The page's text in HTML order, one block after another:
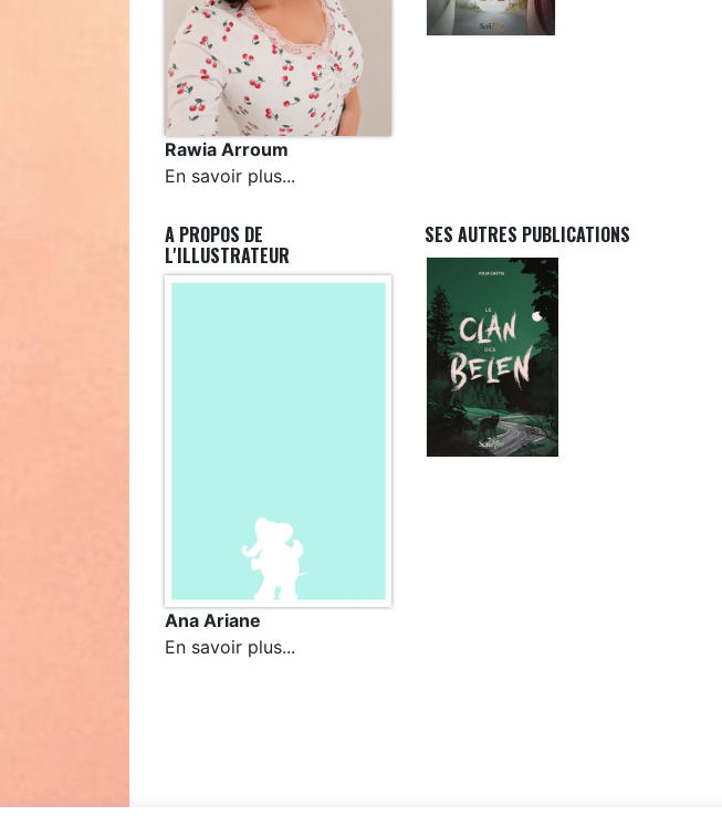
Rawia Arroum
En savoir plus...
A PROPOS DE
L'ILLUSTRATEUR
Ana Ariane
En savoir plus...
SES AUTRES PUBLICATIONS